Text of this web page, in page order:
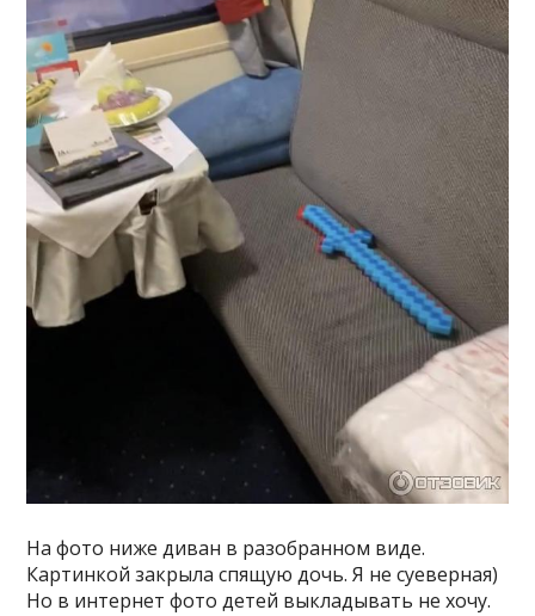
На фото ниже диван в разобранном виде.
Картинкой закрыла спящую дочь. Я не суеверная)
Но в интернет фото детей выкладывать не хочу.